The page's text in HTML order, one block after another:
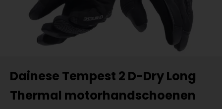
Dainese Tempest 2 D-Dry Long
Thermal motorhandschoenen